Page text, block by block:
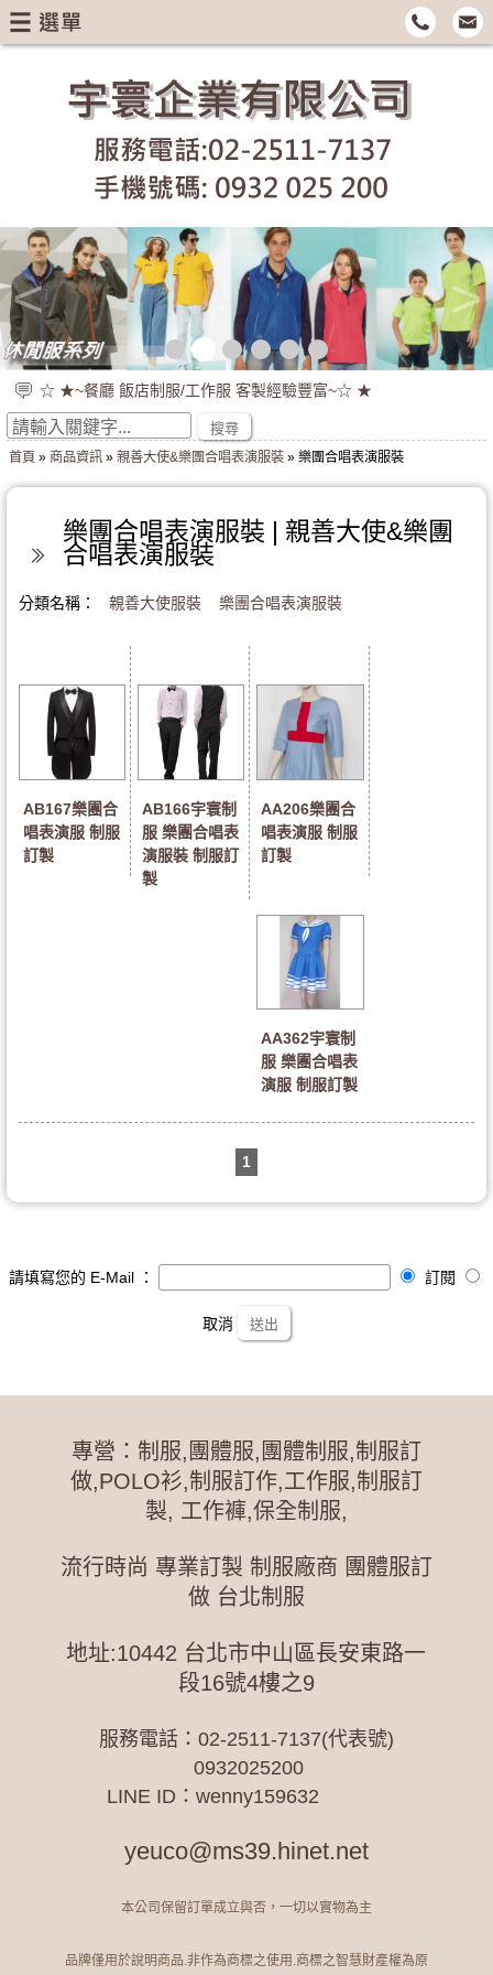
< >
☆ ★~餐廳 飯店制服/工作服 客製經驗豐富~☆ ★
☆ ★~來圖來樣可討論 專人協助尺寸與款式~☆ ★
☆ ★~企業制服 辦公室制服專業訂製 台灣製作 ~☆ ★
搜尋
首頁 » 商品資訊» 親善大使&樂團合唱表演服裝» 樂團合唱表演服裝
樂團合唱表演服裝 | 親善大使&樂團
合唱表演服裝
分類名稱： 親善大使服裝 樂團合唱表演服裝
AB167樂團合
唱表演服 制服
訂製
AB166宇寰制
服 樂團合唱表
演服裝 制服訂
製
AA206樂團合
唱表演服 制服
訂製
AA362宇寰制
服 樂團合唱表
演服 制服訂製
1
請填寫您的 E-Mail ： 訂閱
取消 送出
專營：制服,團體服,團體制服,制服訂
做,POLO衫,制服訂作,工作服,制服訂
製, 工作褲,保全制服,
流行時尚 專業訂製 制服廠商 團體服訂
做 台北制服
地址:10442 台北市中山區長安東路一
段16號4樓之9
服務電話： 02-2511-7137(代表號)
0932025200
LINE ID：wenny159632
yeuco@ms39.hinet.net
本公司保留訂單成立與否，一切以實物為主
品牌僅用於說明商品.非作為商標之使用.商標之智慧財產權為原